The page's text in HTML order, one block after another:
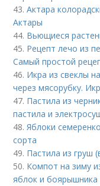
43.Актара
Актары
44. Вьющиеся
45. Рецепт лечо из
Самый простой
46. Икра из свеклы
через мясорубку.
47. Пастила из
пастила и
48.Яблоки
сорта
49. Пастила из груш
50. Компот на зиму
яблок и